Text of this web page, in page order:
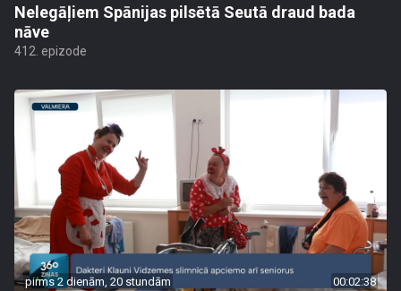
Nelegāļiem Spānijas pilsētā Seutā draud bada
nāve
412. epizode
pirms 2 dienām, 20 stundām 00:02:38